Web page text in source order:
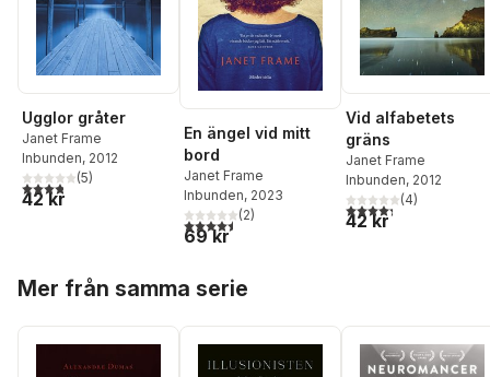
Ugglor gråter
Janet Frame
Inbunden, 2012
3,8utav 5 stjärnor. Totalt antal röster:
(5)
42 kr
En ängel vid mitt
bord
Janet Frame
Inbunden, 2023
4,5utav 5 stjärnor. Totalt antal röster:
(2)
69 kr
Vid alfabetets
gräns
Janet Frame
Inbunden, 2012
4,3utav 5 stjärnor.
(4)
42 kr
Mer från samma serie